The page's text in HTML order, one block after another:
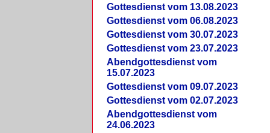
Gottesdienst vom 13.08.2023
Gottesdienst vom 06.08.2023
Gottesdienst vom 30.07.2023
Gottesdienst vom 23.07.2023
Abendgottesdienst vom
15.07.2023
Gottesdienst vom 09.07.2023
Gottesdienst vom 02.07.2023
Abendgottesdienst vom
24.06.2023